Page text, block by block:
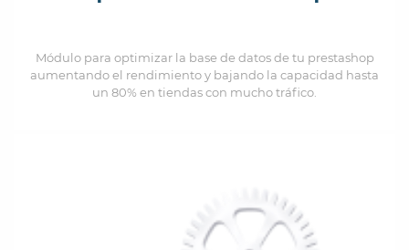
Módulo para optimizar la base de datos de tu prestashop
aumentando el rendimiento y bajando la capacidad hasta
un 80% en tiendas con mucho tráfico.